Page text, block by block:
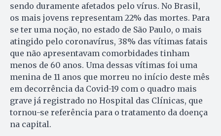
sendo duramente afetados pelo vírus. No Brasil,
os mais jovens representam 22% das mortes. Para
se ter uma noção, no estado de São Paulo, o mais
atingido pelo coronavírus, 38% das vítimas fatais
que não apresentavam comorbidades tinham
menos de 60 anos. Uma dessas vítimas foi uma
menina de 11 anos que morreu no início deste mês
em decorrência da Covid-19 com o quadro mais
grave já registrado no Hospital das Clínicas, que
tornou-se referência para o tratamento da doença
na capital.